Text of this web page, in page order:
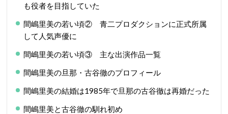
も役者を目指していた
間嶋里美の若い頃② 青二プロダクションに正式所属
して人気声優に
間嶋里美の若い頃③ 主な出演作品一覧
間嶋里美の旦那・古谷徹のプロフィール
間嶋里美の結婚は1985年で旦那の古谷徹は再婚だった
間嶋里美と古谷徹の馴れ初め